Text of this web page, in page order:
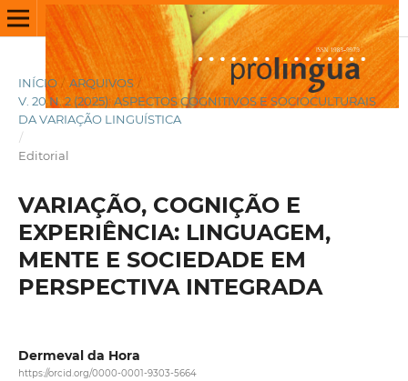
INÍCIO / ARQUIVOS /
V. 20 N. 2 (2025): ASPECTOS COGNITIVOS E SOCIOCULTURAIS
DA VARIAÇÃO LINGUÍSTICA
/
Editorial
VARIAÇÃO, COGNIÇÃO E
EXPERIÊNCIA: LINGUAGEM,
MENTE E SOCIEDADE EM
PERSPECTIVA INTEGRADA
Dermeval da Hora
https://orcid.org/0000-0001-9303-5664